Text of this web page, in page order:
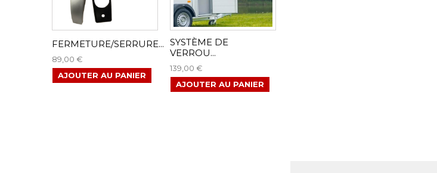
FERMETURE/SERRURE...
89,00 €
AJOUTER AU PANIER
SYSTÈME DE
VERROU...
139,00 €
AJOUTER AU PANIER